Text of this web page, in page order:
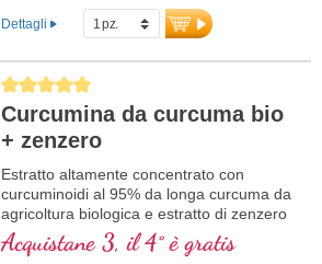
Dettagli
Average rating of 5 out of 5 stars
Curcumina da curcuma bio
+ zenzero
Estratto altamente concentrato con
curcuminoidi al 95% da longa curcuma da
agricoltura biologica e estratto di zenzero
da agricoltura biologica, in vetro violetto di
alta qualità.
Acquistane 3, il 4° è gratis